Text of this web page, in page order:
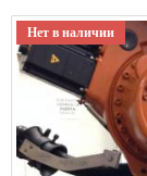
Нет в наличии